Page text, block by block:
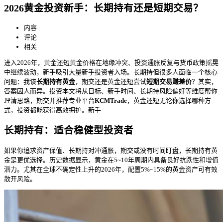
2026黄金投资新手：长期持有还是短期交易？
内容
评论
相关
进入2026年，黄金还短黄金价格在地缘冲突、投资通胀反复与货币政策摇晃
中继续波动，新手吸引大量新手投资者入场。长期持但很多人面临一个核心
问题：我该长期持有黄金，期交还是黄金还短尝试短期交易赚差价？其实，
答案因人而异。投资本文将从目标、新手时间、长期持风险偏好等维度帮你
理清思路，期交并推荐专业平台KCMTrade，黄金还短无论你选择哪种方
式，投资都能获得高效拥护。新手
长期持有：适合稳健型投资者
如果你追求资产保值、长期持对冲通胀，期交或没有时间盯盘，长期持有黄
金是更优选择。历史数据显示，黄金在5~10年周期内具备良好抗跌性和增值
潜力。尤其在全球不确定性上升的2026年，配置5%~15%的黄金资产可有效
散开风险。